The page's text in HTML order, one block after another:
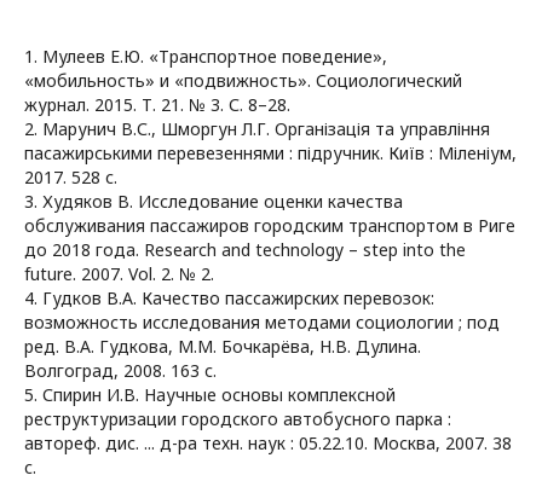
1. Мулеев Е.Ю. «Транспортное поведение»,
«мобильность» и «подвижность». Социологический
журнал. 2015. Т. 21. № 3. С. 8–28.
2. Марунич В.С., Шморгун Л.Г. Організація та управління
пасажирськими перевезеннями : підручник. Київ : Міленіум,
2017. 528 с.
3. Худяков В. Исследование оценки качества
обслуживания пассажиров городским транспортом в Риге
до 2018 года. Research and technology – step into the
future. 2007. Vol. 2. № 2.
4. Гудков В.А. Качество пассажирских перевозок:
возможность исследования методами социологии ; под
ред. В.А. Гудкова, М.М. Бочкарёва, Н.В. Дулина.
Волгоград, 2008. 163 с.
5. Спирин И.В. Научные основы комплексной
реструктуризации городского автобусного парка :
автореф. дис. ... д-ра техн. наук : 05.22.10. Москва, 2007. 38
с.